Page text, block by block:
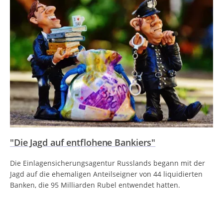
"Die Jagd auf entflohene Bankiers"
Die Einlagensicherungsagentur Russlands begann mit der
Jagd auf die ehemaligen Anteilseigner von 44 liquidierten
Banken, die 95 Milliarden Rubel entwendet hatten.